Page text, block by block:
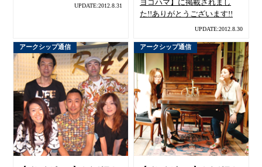
UPDATE:2012.8.31
ヨコハマ】に掲載されまし
た!!ありがとうございます!!
UPDATE:2012.8.30
アークシップ通信 アークシップ通信